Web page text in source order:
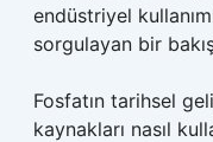
endüstriyel
sorgulayan bir
Fosfatın tarihsel
kaynakları nasıl